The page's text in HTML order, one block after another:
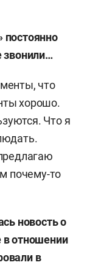
постоянно
звонили…
что
хорошо.
Что я
почему-то
новость о
в отношении
в